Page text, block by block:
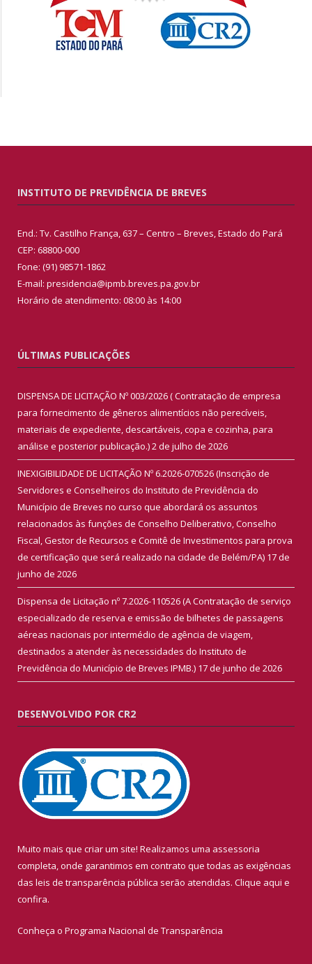
INSTITUTO DE PREVIDÊNCIA DE BREVES
End.: Tv. Castilho França, 637 – Centro – Breves, Estado do Pará
CEP: 68800-000
Fone: (91) 98571-1862
E-mail: presidencia@ipmb.breves.pa.gov.br
Horário de atendimento: 08:00 às 14:00
ÚLTIMAS PUBLICAÇÕES
DISPENSA DE LICITAÇÃO Nº 003/2026 ( Contratação de empresa
para fornecimento de gêneros alimentícios não perecíveis,
materiais de expediente, descartáveis, copa e cozinha, para
análise e posterior publicação.)2 de julho de 2026
INEXIGIBILIDADE DE LICITAÇÃO Nº 6.2026-070526 (Inscrição de
Servidores e Conselheiros do Instituto de Previdência do
Município de Breves no curso que abordará os assuntos
relacionados às funções de Conselho Deliberativo, Conselho
Fiscal, Gestor de Recursos e Comitê de Investimentos para prova
de certificação que será realizado na cidade de Belém/PA) 17 de
junho de 2026
Dispensa de Licitação nº 7.2026-110526 (A Contratação de serviço
especializado de reserva e emissão de bilhetes de passagens
aéreas nacionais por intermédio de agência de viagem,
destinados a atender às necessidades do Instituto de
Previdência do Município de Breves IPMB.) 17 de junho de 2026
DESENVOLVIDO POR CR2
Muito mais que criar um site! Realizamos uma assessoria
completa, onde garantimos em contrato que todas as exigências
das leis de transparência pública serão atendidas. Clique aqui e
confira.
Conheça o Programa Nacional de Transparência